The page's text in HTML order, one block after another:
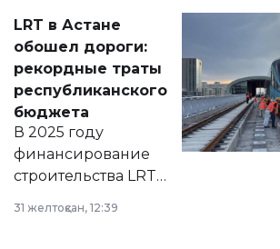
документ
появился в базе
нормативных
правовых актов и
на сайте маслихат
города.
LRT в Астане
обошел дороги:
рекордные траты
республиканского
бюджета
В 2025 году
финансирование
строительства LRT
республиканского
31 желтоқсан, 12:39